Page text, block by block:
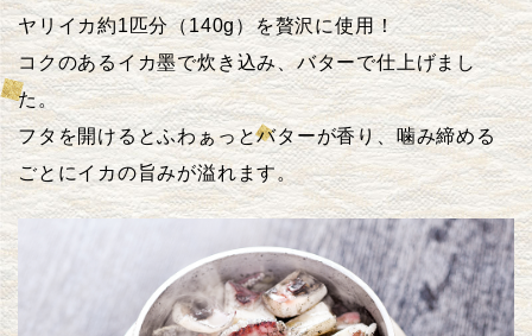
ヤリイカ約1匹分（140g）を贅沢に使用！
コクのあるイカ墨で炊き込み、バターで仕上げまし
た。
フタを開けるとふわぁっとバターが香り、噛み締める
ごとにイカの旨みが溢れます。